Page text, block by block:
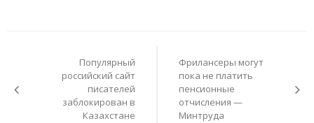
Популярный
российский сайт
писателей
заблокирован в
Казахстане
Фрилансеры могут
пока не платить
пенсионные
отчисления —
Минтруда